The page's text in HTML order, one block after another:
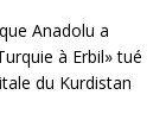
Anadolu a
à Erbil» tué
du Kurdistan